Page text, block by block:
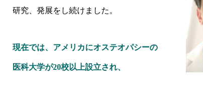
研究、発展をし続けました。
現在では、アメリカにオステオパシーの
医科大学が20校以上設立され、